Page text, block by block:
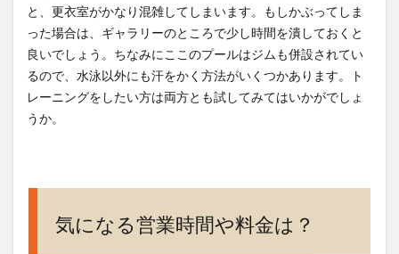
と、更衣室がかなり混雑してしまいます。もしかぶってしま
った場合は、ギャラリーのところで少し時間を潰しておくと
良いでしょう。ちなみにここのプールはジムも併設されてい
るので、水泳以外にも汗をかく方法がいくつかあります。ト
レーニングをしたい方は両方とも試してみてはいかがでしょ
うか。
気になる営業時間や料金は？